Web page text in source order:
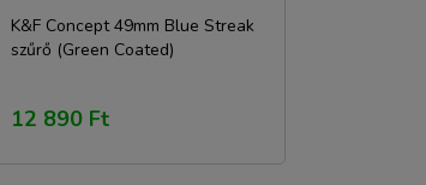
K&F Concept 49mm Blue Streak
szűrő (Green Coated)
12 890 Ft